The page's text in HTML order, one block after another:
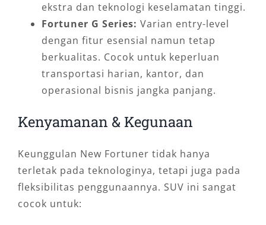
ekstra dan teknologi keselamatan tinggi.
Fortuner G Series: Varian entry-level
dengan fitur esensial namun tetap
berkualitas. Cocok untuk keperluan
transportasi harian, kantor, dan
operasional bisnis jangka panjang.
Kenyamanan & Kegunaan
Keunggulan New Fortuner tidak hanya
terletak pada teknologinya, tetapi juga pada
fleksibilitas penggunaannya. SUV ini sangat
cocok untuk: